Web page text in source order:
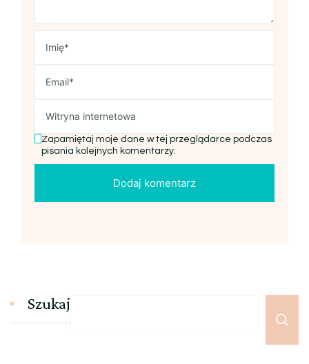
Zapamiętaj moje dane w tej przeglądarce podczas
pisania kolejnych komentarzy.
Szukaj